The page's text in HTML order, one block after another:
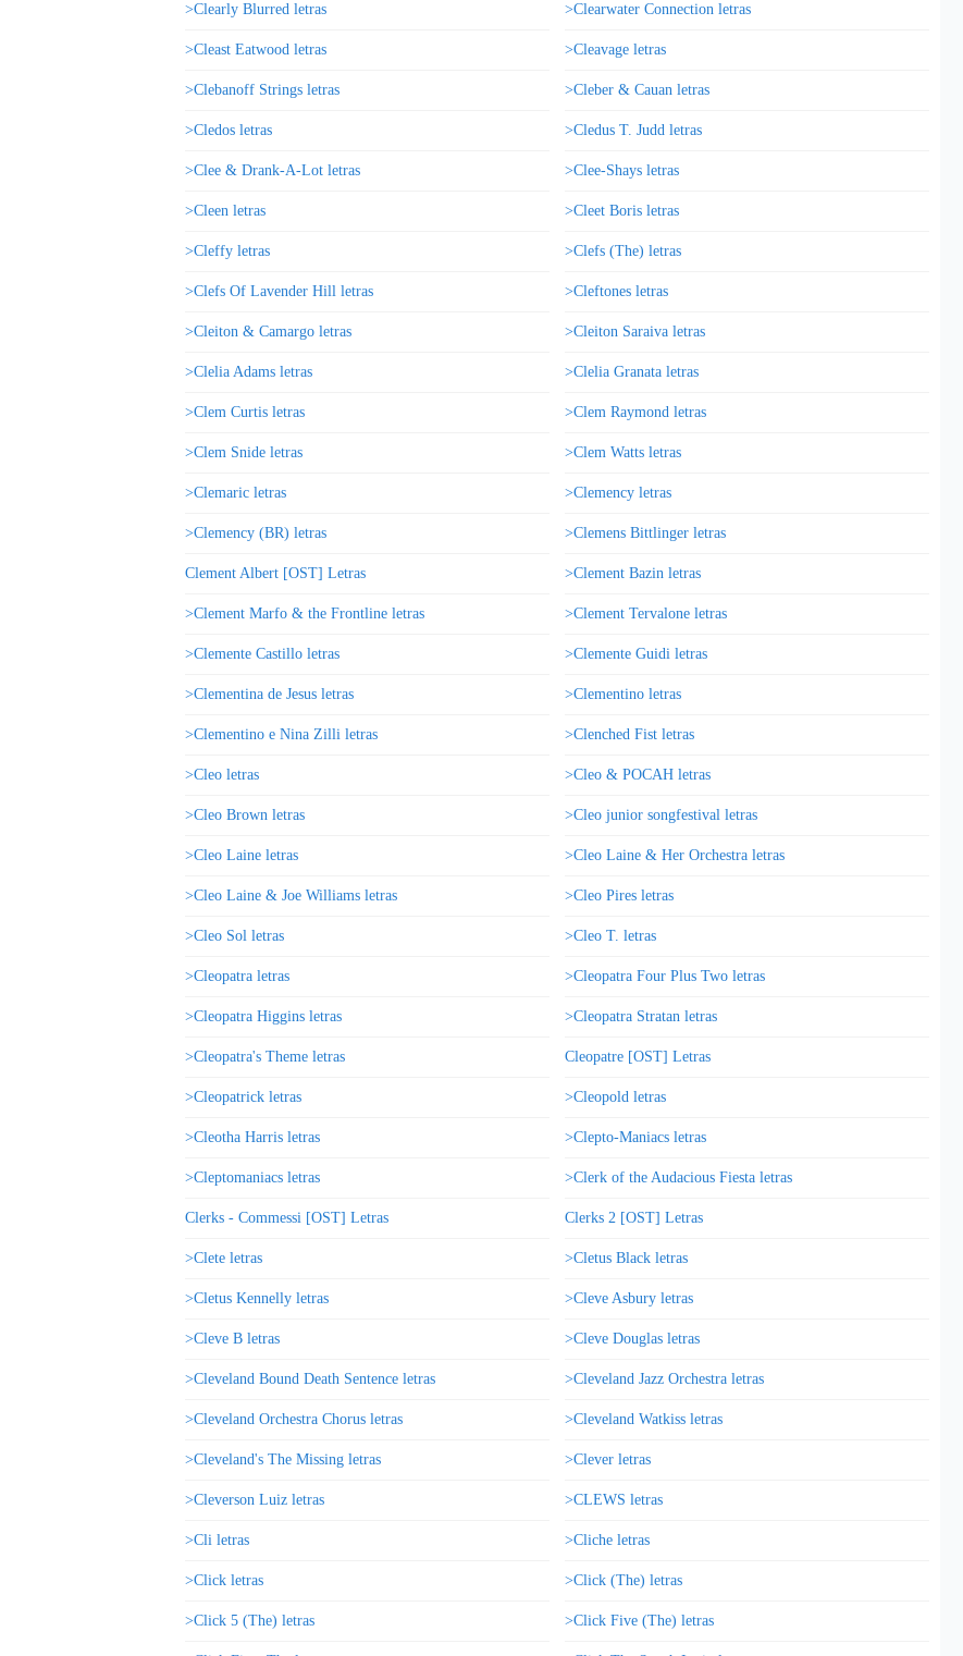
>Clearly Blurred letras >Clearwater Connection letras
>Cleast Eatwood letras >Cleavage letras
>Clebanoff Strings letras >Cleber & Cauan letras
>Cledos letras >Cledus T. Judd letras
>Clee & Drank-A-Lot letras >Clee-Shays letras
>Cleen letras >Cleet Boris letras
>Cleffy letras >Clefs (The) letras
>Clefs Of Lavender Hill letras >Cleftones letras
>Cleiton & Camargo letras >Cleiton Saraiva letras
>Clelia Adams letras >Clelia Granata letras
>Clem Curtis letras >Clem Raymond letras
>Clem Snide letras >Clem Watts letras
>Clemaric letras >Clemency letras
>Clemency (BR) letras >Clemens Bittlinger letras
Clement Albert [OST] Letras >Clement Bazin letras
>Clement Marfo & the Frontline letras >Clement Tervalone letras
>Clemente Castillo letras >Clemente Guidi letras
>Clementina de Jesus letras >Clementino letras
>Clementino e Nina Zilli letras >Clenched Fist letras
>Cleo letras >Cleo & POCAH letras
>Cleo Brown letras >Cleo junior songfestival letras
>Cleo Laine letras >Cleo Laine & Her Orchestra letras
>Cleo Laine & Joe Williams letras >Cleo Pires letras
>Cleo Sol letras >Cleo T. letras
>Cleopatra letras >Cleopatra Four Plus Two letras
>Cleopatra Higgins letras >Cleopatra Stratan letras
>Cleopatra's Theme letras Cleopatre [OST] Letras
>Cleopatrick letras >Cleopold letras
>Cleotha Harris letras >Clepto-Maniacs letras
>Cleptomaniacs letras >Clerk of the Audacious Fiesta letras
Clerks - Commessi [OST] Letras Clerks 2 [OST] Letras
>Clete letras >Cletus Black letras
>Cletus Kennelly letras >Cleve Asbury letras
>Cleve B letras >Cleve Douglas letras
>Cleveland Bound Death Sentence letras >Cleveland Jazz Orchestra letras
>Cleveland Orchestra Chorus letras >Cleveland Watkiss letras
>Cleveland's The Missing letras >Clever letras
>Cleverson Luiz letras >CLEWS letras
>Cli letras >Cliche letras
>Click letras >Click (The) letras
>Click 5 (The) letras >Click Five (The) letras